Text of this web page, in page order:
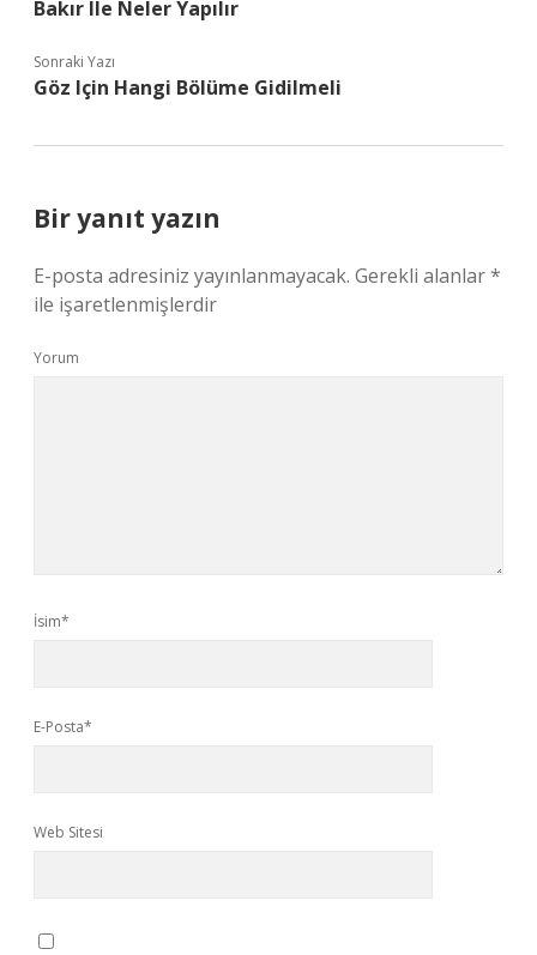
Bakır Ile Neler Yapılır
Sonraki Yazı
Göz Için Hangi Bölüme Gidilmeli
Bir yanıt yazın
E-posta adresiniz yayınlanmayacak. Gerekli alanlar*
ile işaretlenmişlerdir
Yorum
İsim*
E-Posta*
Web Sitesi